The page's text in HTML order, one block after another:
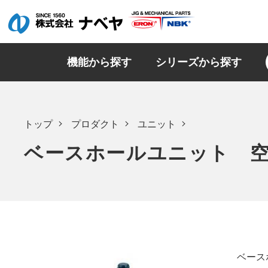
機能から探す シリーズから探す
トップ プロダクト ユニット
ベースホールユニット
ベー